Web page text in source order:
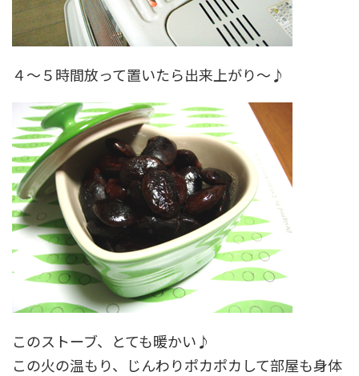
４～５時間放って置いたら出来上がり～♪
このストーブ、とても暖かい♪
この火の温もり、じんわりポカポカして部屋も身体